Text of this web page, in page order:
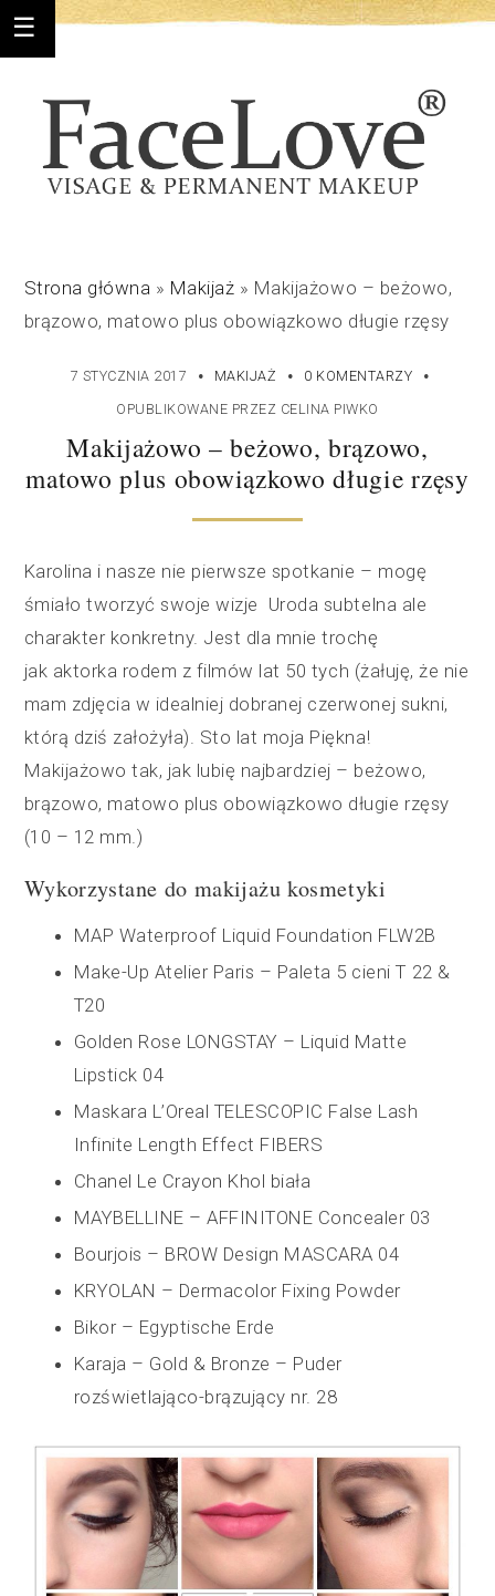
Strona główna » Makijaż » Makijażowo – beżowo,
brązowo, matowo plus obowiązkowo długie rzęsy
7 STYCZNIA 2017 · MAKIJAŻ · 0 KOMENTARZY ·
OPUBLIKOWANE PRZEZ CELINA PIWKO
Makijażowo – beżowo, brązowo,
matowo plus obowiązkowo długie rzęsy
Karolina i nasze nie pierwsze spotkanie – mogę
śmiało tworzyć swoje wizje Uroda subtelna ale
charakter konkretny. Jest dla mnie trochę
jak aktorka rodem z filmów lat 50 tych (żałuję, że nie
mam zdjęcia w idealniej dobranej czerwonej sukni,
którą dziś założyła). Sto lat moja Piękna!
Makijażowo tak, jak lubię najbardziej – beżowo,
brązowo, matowo plus obowiązkowo długie rzęsy
(10 – 12 mm.)
Wykorzystane do makijażu kosmetyki
MAP Waterproof Liquid Foundation FLW2B
Make-Up Atelier Paris – Paleta 5 cieni T 22 &
T20
Golden Rose LONGSTAY – Liquid Matte
Lipstick 04
Maskara L’Oreal TELESCOPIC False Lash
Infinite Length Effect FIBERS
Chanel Le Crayon Khol biała
MAYBELLINE – AFFINITONE Concealer 03
Bourjois – BROW Design MASCARA 04
KRYOLAN – Dermacolor Fixing Powder
Bikor – Egyptische Erde
Karaja – Gold & Bronze – Puder
rozświetlająco-brązujący nr. 28